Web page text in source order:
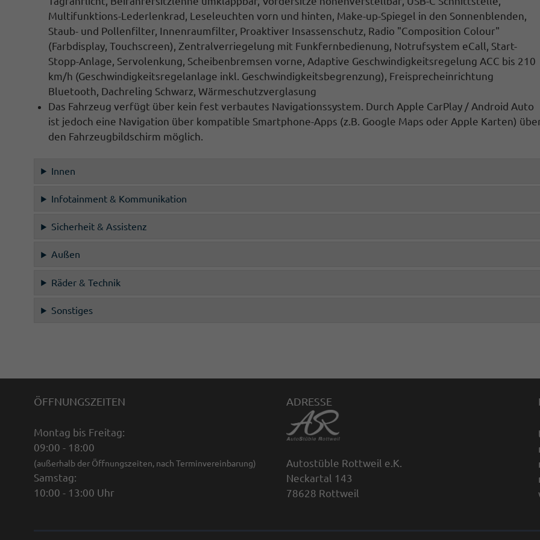
Multifunktions-Lederlenkrad , Leseleuchten vorn und hinten, Make-up-Spiegel in den Sonnenblenden,
Staub- und Pollenfilter, Innenraumfilter, Proaktiver Insassenschutz, Radio "Composition Colour"
(Farbdisplay, Touchscreen), Zentralverriegelung mit Funkfernbedienung, Notrufsystem eCall, Start-
Stopp-Anlage , Servolenkung, Scheibenbremsen vorne, Adaptive Geschwindigkeitsregelung ACC bis 210
km/h (Geschwindigkeitsregelanlage inkl. Geschwindigkeitsbegrenzung), Freisprecheinrichtung
Bluetooth, Dachreling Schwarz , Wärmeschutzverglasung
Das Fahrzeug verfügt über kein fest verbautes Navigationssystem. Durch Apple CarPlay / Android Auto
ist jedoch eine Navigation über kompatible Smartphone-Apps (z.B. Google Maps oder Apple Karten)
den Fahrzeugbildschirm möglich.
Innen
Infotainment & Kommunikation
Sicherheit & Assistenz
Außen
Räder & Technik
Sonstiges
ÖFFNUNGSZEITEN
Montag bis Freitag:
09:00 - 18:00
(außerhalb der Öffnungszeiten, nach Terminvereinbarung)
Samstag:
10:00 - 13:00 Uhr
ADRESSE
Autostüble Rottweil e.K.
Neckartal 143
78628 Rottweil